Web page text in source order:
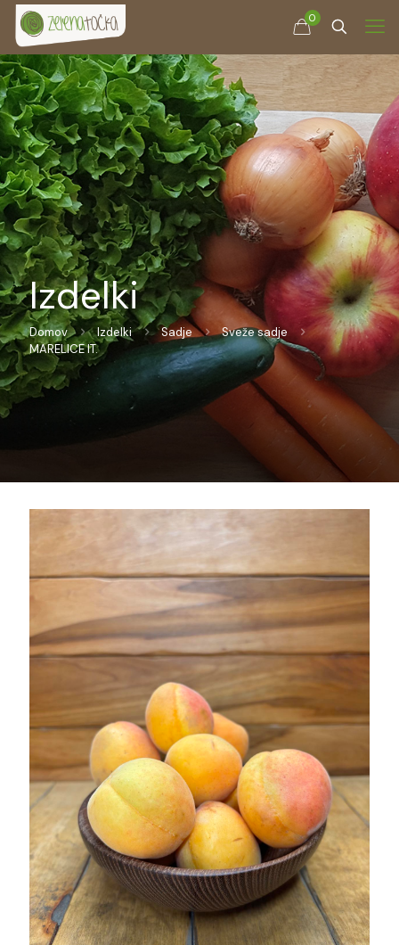
0
Izdelki
Domov Izdelki Sadje
Sveže sadje
MARELICE IT.